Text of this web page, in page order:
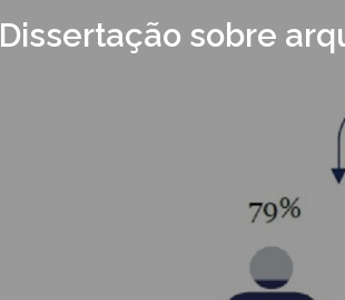
Dissertação sobre